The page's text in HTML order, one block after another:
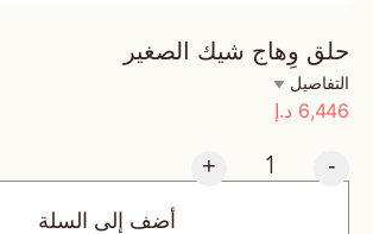
حلق وِهاج شيك الصغير
التفاصيل
6,446 د.إ
-
+
أضف إلى السلة